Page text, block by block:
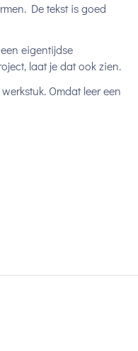
De tekst is goed
eigentijdse
laat je dat ook zien.
Omdat leer een